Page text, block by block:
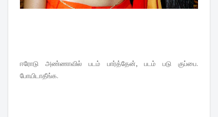
ஈரோடு அண்ணாவில் படம் பார்த்தேன், படம் படு குப்பை.
போயிடாதீங்க.